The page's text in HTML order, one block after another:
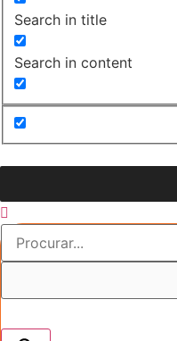
Search in title
Search in content